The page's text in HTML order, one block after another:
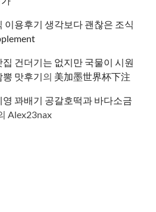
이용후기 생각보다 괜찮은 조식
건더기는 없지만 국물이 시원
맛후기의 美加墨世界杯下注
꽈배기 공갈호떡과 바다소금
Alex23nax